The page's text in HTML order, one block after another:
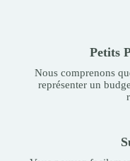
Petits
Nous comprenons
représenter un